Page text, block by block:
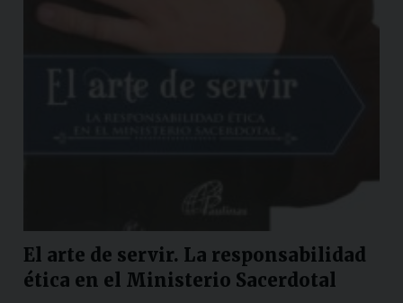
El arte de servir. La responsabilidad
ética en el Ministerio Sacerdotal